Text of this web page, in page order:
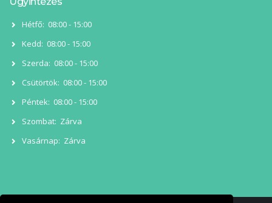
Hétfő: 08:00 - 15:00
Kedd: 08:00 - 15:00
Szerda: 08:00 - 15:00
Csütörtök: 08:00 - 15:00
Péntek: 08:00 - 15:00
Szombat: Zárva
Vasárnap: Zárva